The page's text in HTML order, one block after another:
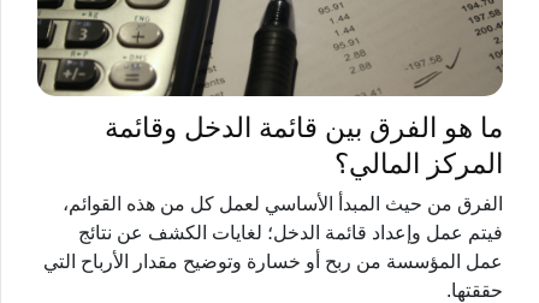
ما هو الفرق بين قائمة الدخل وقائمة
المركز المالي؟
الفرق من حيث المبدأ الأساسي لعمل كل من هذه القوائم،
فيتم عمل وإعداد قائمة الدخل؛ لغايات الكشف عن نتائج
عمل المؤسسة من ربح أو خسارة وتوضيح مقدار الأرباح التي
حققتها.